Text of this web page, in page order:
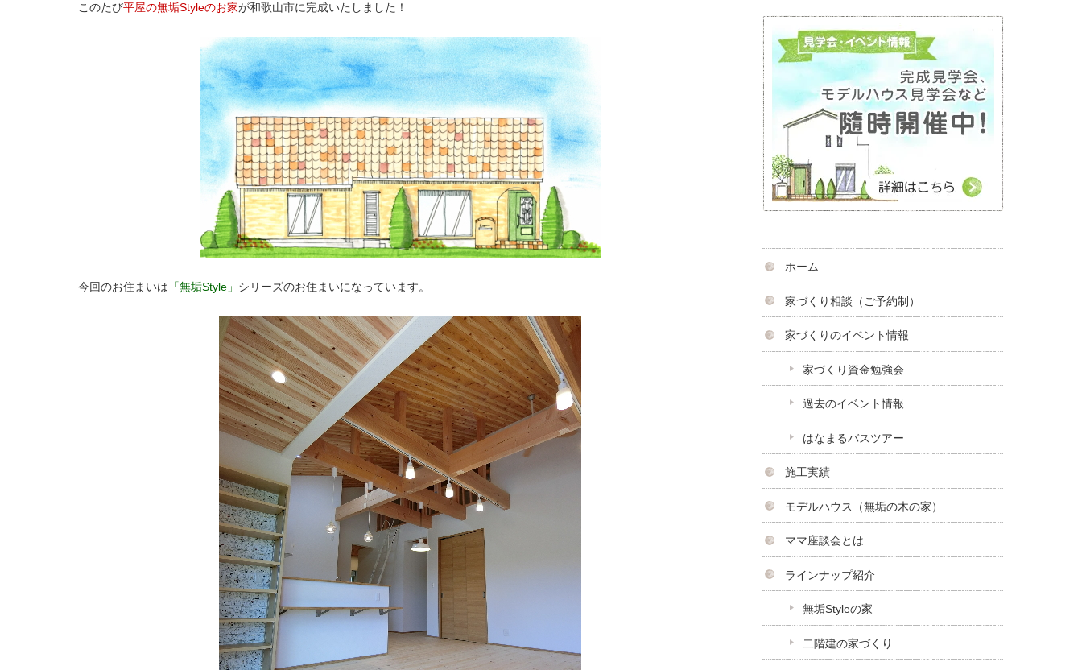
このたび平屋の無垢Styleのお家が和歌山市に完成いたしました！
今回のお住まいは 「無垢Style」 シリーズのお住まいになっています。
ホーム
家づくり相談（ご予約制）
家づくりのイベント情報
家づくり資金勉強会
過去のイベント情報
はなまるバスツアー
施工実績
モデルハウス（無垢の木の家）
ママ座談会とは
ラインナップ紹介
無垢Styleの家
二階建の家づくり